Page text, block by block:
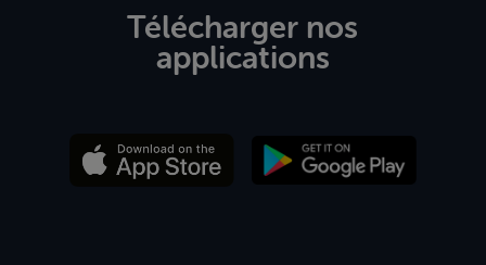
Télécharger nos
applications